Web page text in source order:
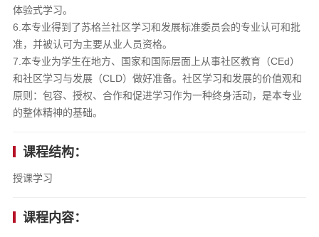
体验式学习。
6.本专业得到了苏格兰社区学习和发展标准委员会的专业认可和批
准，并被认可为主要从业人员资格。
7.本专业为学生在地方、国家和国际层面上从事社区教育（CEd）
和社区学习与发展（CLD）做好准备。社区学习和发展的价值观和
原则：包容、授权、合作和促进学习作为一种终身活动，是本专业
的整体精神的基础。
课程结构：
授课学习
课程内容：